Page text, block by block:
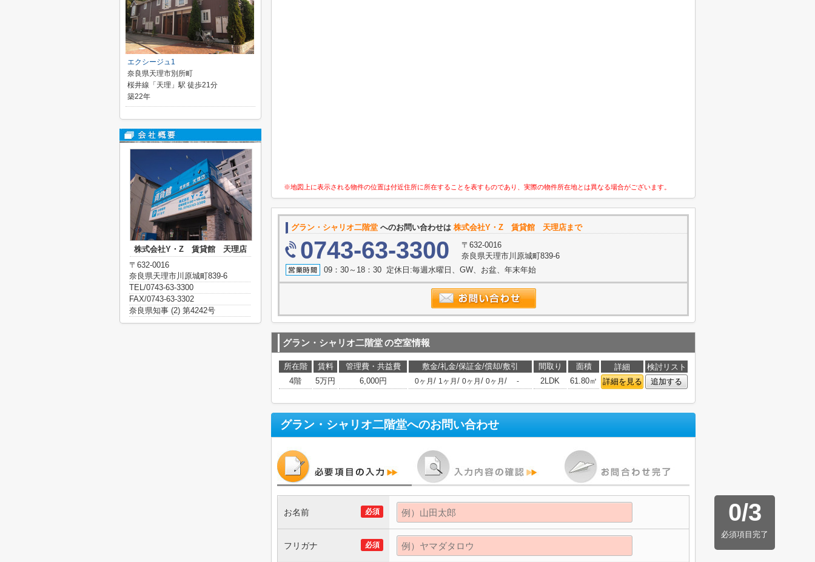
※地図上に表示される物件の位置は付近住所に所在することを表すものであり、実際の物件所在地とは異なる場合がございます。
グラン・シャリオ二階堂 へのお問い合わせは 株式会社Y・Z 賃貸館 天理店まで
0743-63-3300
〒632-0016
奈良県天理市川原城町839-6
09：30～18：30 定休日:毎週水曜日、GW、お盆、年末年始
グラン・シャリオ二階堂の空室情報
所在階 賃料 管理費・共益費 敷金/礼金/保証金/償却/敷引 間取り 面積 詳細
検討リスト
4階
5万円 6,000円 0ヶ月 / 1ヶ月 / 0ヶ月 / 0ヶ月 / - 2LDK 61.80㎡ 詳細を見る 追加する
グラン・シャリオ二階堂へのお問い合わせ
0/3
必須項目完了
必須
お名前
必須
フリガナ
エクシージュ1
奈良県天理市別所町
桜井線「天理」駅 徒歩21分
築22年
株式会社Y・Z 賃貸館 天理店
〒632-0016
奈良県天理市川原城町839-6
TEL/0743-63-3300
FAX/0743-63-3302
奈良県知事 (2) 第4242号